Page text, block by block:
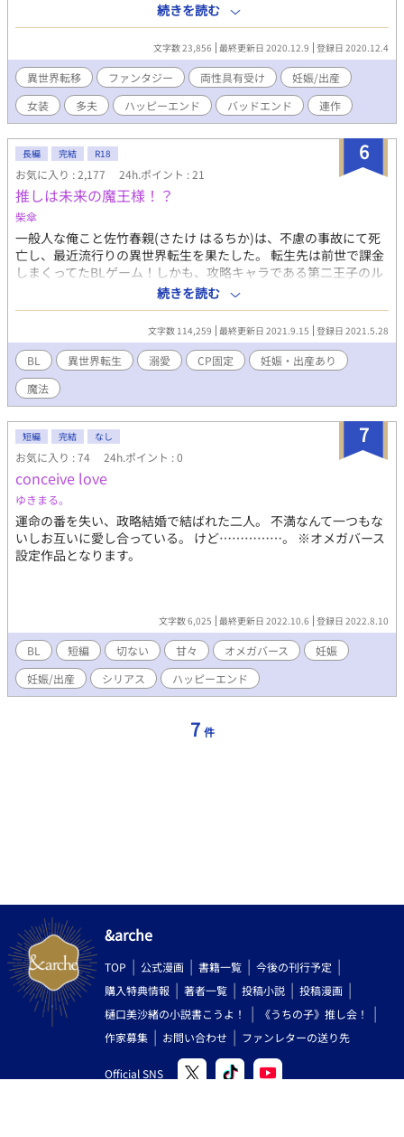
愛の予定ですが、所々で親世代のオジXオジが挟まります。そして
物語の背景設定上、メインカプ以外の登場人物がかなり酷い目に
遭います。どちらかというとそちらの方がインパクトが強いの
で、心に残ってしまうかもしれません。最終的にはハッピーエン
ドではありますが、話の冒頭に注釈を付けますのでご自衛お願い
します。 内容はフィクションです。現実世界での人身売買には頑
固として反対致します。 誤字脱字のご連絡、文章の書き方のご指
導、ご添削など全て大歓迎です。 メインカプタグ：体格差/シリア
ス/金融/戦争勃発/相思相愛/ハッピーエンド/ お清めセッ/わからセ
ッ/寝バック/発情期/すれ違い/健気/前科/妊娠/出産/奴隷/ヘタレ攻
め/隠れドS攻め/ラブコメ/積極的な受け/当て馬/攻めフェ/攻め視
点/オメガバ独自設定 受け陵辱タブ: 身売り/輪姦/媚薬/調教/緊縛/
ＳＭ/視姦/玩具/モブレ/強姦/飲尿/変態爺 脇役タグ: 強制番解除/オ
ジxオジ/執着/エネマグラ/淫乱堕ち/心が壊れる/執愛/集団レイ
プ/NTR/モブレ/鬼畜/自殺未遂/運命の番 表紙phy様
【ユイタ編】ある日突然異世界に召喚された唯太（ユイタ）を待
ち受けていたのは、「元の世界には帰せない」「この世界で暮ら
すには子を産まなければならない」という残酷な通告。散々に迷
った末、嫌々ながら唯太は男を受け入れる――。（無理矢理、媚
薬） 【エイベル編】真実を知るアッシュの双子の兄・エイベル。
むらがる男たちをうっとうしく思いながら、母のいた世界へ行く
手段を探していたエイベルだったが――。（和姦、一応ショタ攻
め） ※性的表現あり。肛門姦はありません。
続きを読む
文字数 23,856 最終更新日 2020.12.9 登録日 2020.12.4
異世界転移 ファンタジー 両性具有受け
妊娠/出産
女装
多夫 ハッピーエンド バッドエンド 連作
6
長編 完結 R18
お気に入り : 2,177 24h.ポイント : 21
推しは未来の魔王様！？
柴傘
一般人な俺こと佐竹春親(さたけ はるちか)は、不慮の事故にて死
亡し、最近流行りの異世界転生を果たした。 転生先は前世で課金
しまくってたBLゲーム！しかも、攻略キャラである第二王子のル
ートで死亡する公爵令息だった！？ どうにか生存ルートを模索す
るものの、作中で死因が全く明かされていないのに一体どうすれ
ば… 気づけば原作通り、第一王子の婚約者になってしまった！ち
ょっと待って、この第一王子…ラスボスの魔王に瓜二つ…！？ こ
んな展開、聞いてなーい！！！ 男性の妊娠/出産あり 遅筆の為不
定期更新、総受けではなくCP固定です 閑話は題名で視点が変わり
ます。 黒猫:リオーネ、ヒロイン:レイチェル、その他は基本クロ
ムウェルです 2021/7.31:本編完結
続きを読む
文字数 114,259 最終更新日 2021.9.15 登録日 2021.5.28
BL 異世界転生 溺愛 CP固定
妊娠・出産あり
魔法
7
短編 完結 なし
お気に入り : 74 24h.ポイント : 0
conceive love
ゆきまる。
運命の番を失い、政略結婚で結ばれた二人。 不満なんて一つもな
いしお互いに愛し合っている。 けど……………。 ※オメガバース
設定作品となります。
文字数 6,025 最終更新日 2022.10.6 登録日 2022.8.10
BL 短編 切ない 甘々 オメガバース
妊娠
妊娠/出産
シリアス ハッピーエンド
7 件
&arche
TOP 公式漫画 書籍一覧
今後の刊行予定
購入特典情報
著者一覧 投稿小説
投稿漫画
樋口美沙緒の小説書こうよ！
《うちの子》推し会！
作家募集
お問い合わせ ファンレターの送り先
Official SNS